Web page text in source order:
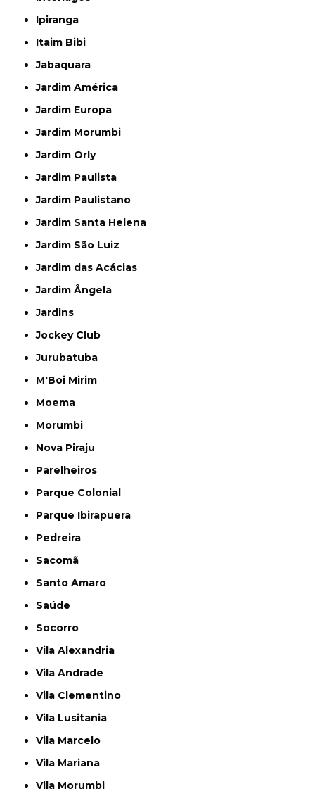
Ipiranga
Itaim Bibi
Jabaquara
Jardim América
Jardim Europa
Jardim Morumbi
Jardim Orly
Jardim Paulista
Jardim Paulistano
Jardim Santa Helena
Jardim São Luiz
Jardim das Acácias
Jardim Ângela
Jardins
Jockey Club
Jurubatuba
M'Boi Mirim
Moema
Morumbi
Nova Piraju
Parelheiros
Parque Colonial
Parque Ibirapuera
Pedreira
Sacomã
Santo Amaro
Saúde
Socorro
Vila Alexandria
Vila Andrade
Vila Clementino
Vila Lusitania
Vila Marcelo
Vila Mariana
Vila Morumbi